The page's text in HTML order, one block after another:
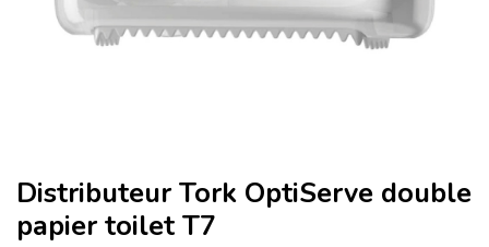
Distributeur Tork OptiServe double
papier toilet T7